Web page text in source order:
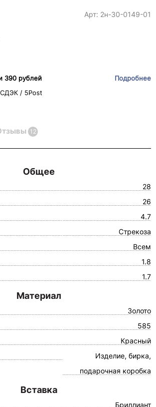
Арт: 2н-30-0149-01
390 рублей
Подробнее
СДЭК / 5Post
12
Общее
28
26
4.7
Стрекоза
Всем
1.8
1.7
Материал
Золото
585
Красный
Изделие, бирка,
подарочная коробка
Вставка
Бриллиант